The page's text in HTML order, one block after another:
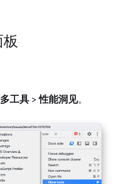
板
工具 >性能洞见。